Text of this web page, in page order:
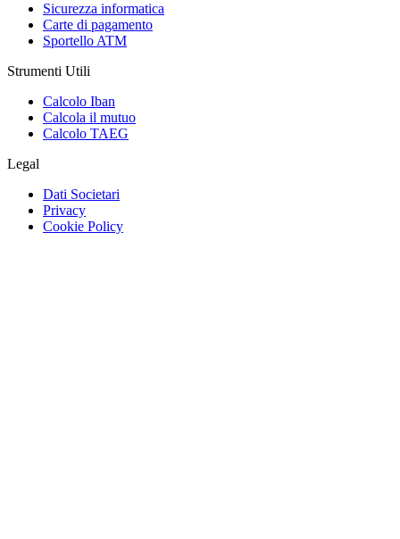
Sicurezza informatica
Carte di pagamento
Sportello ATM
Strumenti Utili
Calcolo Iban
Calcola il mutuo
Calcolo TAEG
Legal
Dati Societari
Privacy
Cookie Policy